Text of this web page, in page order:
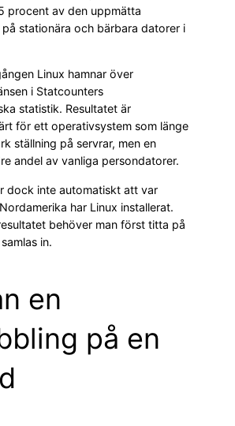
procent av den uppmätta
stationära och bärbara datorer i
Linux hamnar över
i Statcounters
statistik. Resultatet är
för ett operativsystem som länge
ställning på servrar, men en
andel av vanliga persondatorer.
dock inte automatiskt att var
har Linux installerat.
behöver man först titta på
in.
en
på en